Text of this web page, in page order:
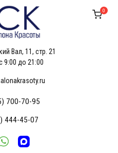
Вал, 11, стр. 21
9:00 до 21:00
700-70-95
444-45-07
0